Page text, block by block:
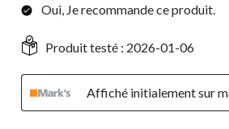
Oui, Je recommande ce produit.
Produit testé : 2026-01-06
Affiché initialement sur